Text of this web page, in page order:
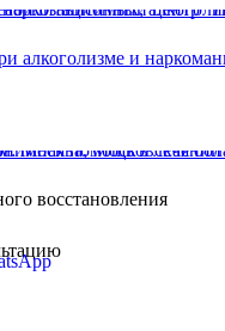
алкоголизме и
восстановления